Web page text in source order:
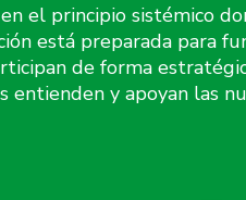
el principio sistémico
está preparada para
de forma
entienden y apoyan las